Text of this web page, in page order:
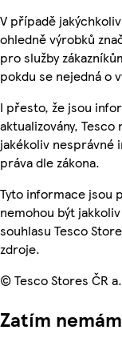
V případě
ohledně výrobků
pro služby
pokdu se nejedná o
I přesto, že jsou
aktualizovány,
jakékoliv nesprávné
práva dle zákona.
Tyto informace jsou
nemohou být
souhlasu Tesco
zdroje.
© Tesco Stores ČR
Zatím